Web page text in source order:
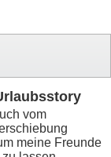
vom
meine Freunde